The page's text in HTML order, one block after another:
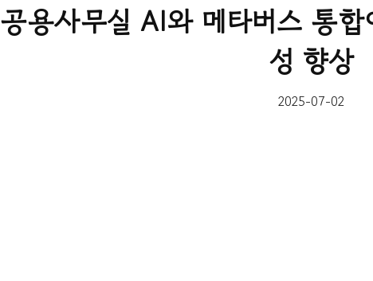
공용사무실 AI와 메타버스 통
성 향상
2025-07-02